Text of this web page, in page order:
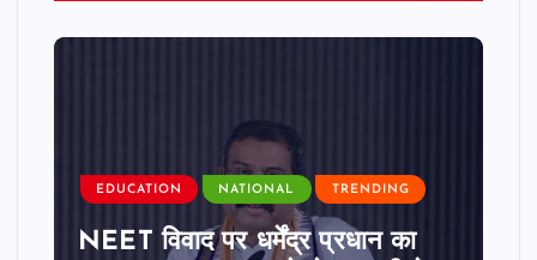
EDUCATION NATIONAL TRENDING
NEET विवाद पर धर्मेंद्र प्रधान का